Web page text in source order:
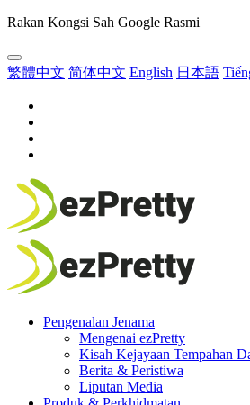
Rakan Kongsi Sah Google Rasmi
繁體中文 简体中文 English 日本語
Pengenalan Jenama
Mengenai ezPretty
Kisah Kejayaan Tempahan
Berita & Peristiwa
Liputan Media